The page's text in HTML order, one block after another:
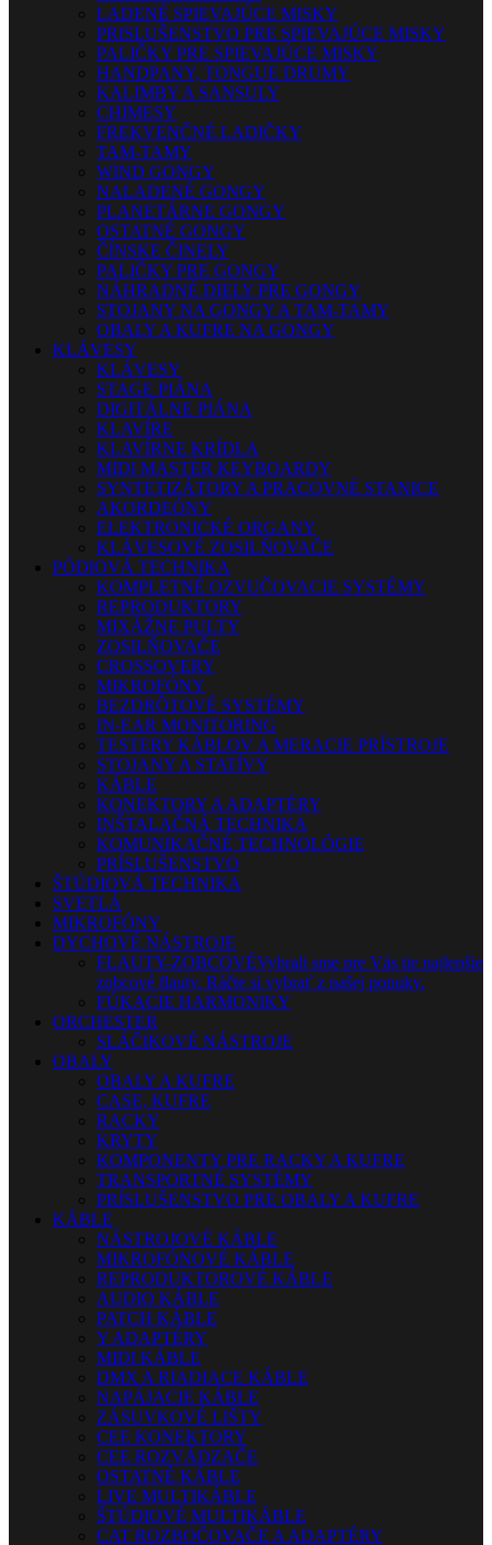
LADENÉ SPIEVAJÚCE MISKY
PRISLUŠENSTVO PRE SPIEVAJÚCE MISKY
PALIČKY PRE SPIEVAJÚCE MISKY
HANDPANY, TONGUE DRUMY
KALIMBY A SANSULY
CHIMESY
FREKVENČNÉ LADIČKY
TAM-TAMY
WIND GONGY
NALADENÉ GONGY
PLANETÁRNE GONGY
OSTATNÉ GONGY
ČÍNSKE ČINELY
PALIČKY PRE GONGY
NÁHRADNÉ DIELY PRE GONGY
STOJANY NA GONGY A TAM-TAMY
OBALY A KUFRE NA GONGY
KLÁVESY
KLÁVESY
STAGE PIÁNA
DIGITÁLNE PIÁNA
KLAVÍRE
KLAVÍRNE KRÍDLA
MIDI MASTER KEYBOARDY
SYNTETIZÁTORY A PRACOVNÉ STANICE
AKORDEÓNY
ELEKTRONICKÉ ORGANY
KLÁVESOVÉ ZOSILŇOVAČE
PÓDIOVÁ TECHNIKA
KOMPLETNÉ OZVUČOVACIE SYSTÉMY
REPRODUKTORY
MIXÁŽNE PULTY
ZOSILŇOVAČE
CROSSOVERY
MIKROFÓNY
BEZDRÔTOVÉ SYSTÉMY
IN-EAR MONITORING
TESTERY KÁBLOV A MERACIE PRÍSTROJE
STOJANY A STATÍVY
KÁBLE
KONEKTORY A ADAPTÉRY
INŠTALAČNÁ TECHNIKA
KOMUNIKAČNÉ TECHNOLÓGIE
PRÍSLUŠENSTVO
ŠTÚDIOVÁ TECHNIKA
SVETLÁ
MIKROFÓNY
DYCHOVÉ NÁSTROJE
FLAUTY-ZOBCOVÉVybrali sme pre Vás tie najlepšie
zobcové flauty. Ráčte si vybrať z našej ponuky.
FÚKACIE HARMONIKY
ORCHESTER
SLÁČIKOVÉ NÁSTROJE
OBALY
OBALY A KUFRE
CASE, KUFRE
RACKY
KRYTY
KOMPONENTY PRE RACKY A KUFRE
TRANSPORTNÉ SYSTÉMY
PRÍSLUŠENSTVO PRE OBALY A KUFRE
KÁBLE
NÁSTROJOVÉ KÁBLE
MIKROFÓNOVÉ KÁBLE
REPRODUKTOROVÉ KÁBLE
AUDIO KÁBLE
PATCH KÁBLE
Y ADAPTÉRY
MIDI KÁBLE
DMX A RIADIACE KÁBLE
NAPÁJACIE KÁBLE
ZÁSUVKOVÉ LIŠTY
CEE KONEKTORY
CEE ROZVÁDZAČE
OSTATNÉ KÁBLE
LIVE MULTIKÁBLE
ŠTÚDIOVÉ MULTIKÁBLE
CAT ROZBOČOVAČE A ADAPTÉRY